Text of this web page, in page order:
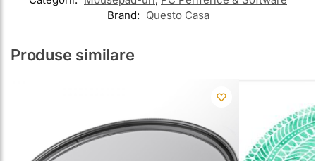
Brand: Questo Casa
Produse similare